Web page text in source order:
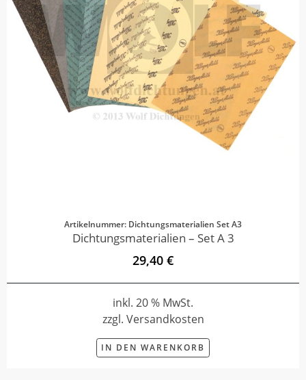
Artikelnummer: Dichtungsmaterialien Set A3
Dichtungsmaterialien – Set A 3
29,40 €
inkl. 20 % MwSt.
zzgl. Versandkosten
IN DEN WARENKORB